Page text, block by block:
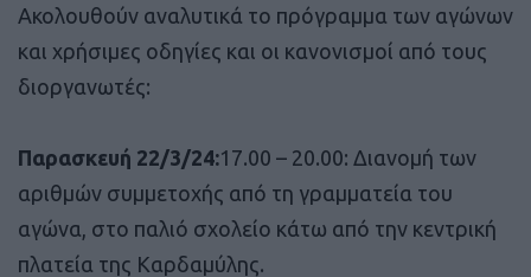
Ακολουθούν αναλυτικά το πρόγραμμα των αγώνων
και χρήσιμες οδηγίες και οι κανονισμοί από τους
διοργανωτές:
Παρασκευή 22/3/24:17.00 – 20.00: Διανομή των
αριθμών συμμετοχής από τη γραμματεία του
αγώνα, στο παλιό σχολείο κάτω από την κεντρική
πλατεία της Καρδαμύλης.